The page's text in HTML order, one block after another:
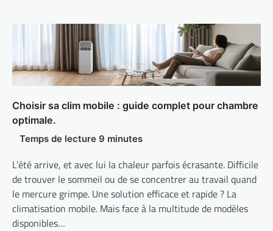
Choisir sa clim mobile : guide complet pour chambre
optimale.
L’été arrive, et avec lui la chaleur parfois écrasante. Difficile
de trouver le sommeil ou de se concentrer au travail quand
le mercure grimpe. Une solution efficace et rapide ? La
climatisation mobile. Mais face à la multitude de modèles
disponibles…